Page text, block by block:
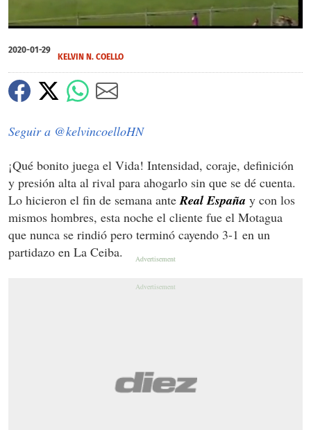
seconds
of
seconds
2020-01-29
KELVIN N. COELLO
Seguir a @kelvincoelloHN
¡Qué bonito juega el Vida! Intensidad, coraje, definición
y presión alta al rival para ahogarlo sin que se dé cuenta.
Lo hicieron el fin de semana ante Real España y con los
mismos hombres, esta noche el cliente fue el Motagua
que nunca se rindió pero terminó cayendo 3-1 en un
partidazo en La Ceiba.